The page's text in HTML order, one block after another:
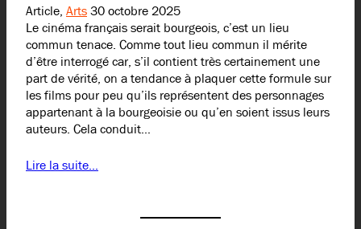
Article, Arts30 octobre 2025
Le cinéma français serait bourgeois, c’est un lieu
commun tenace. Comme tout lieu commun il mérite
d’être interrogé car, s’il contient très certainement une
part de vérité, on a tendance à plaquer cette formule sur
les films pour peu qu’ils représentent des personnages
appartenant à la bourgeoisie ou qu’en soient issus leurs
auteurs. Cela conduit…
Lire la suite…